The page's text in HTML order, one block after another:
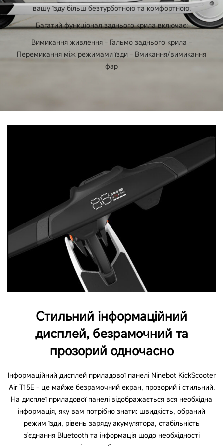
вашу їзду більш безтурботною та комфортною.
Багатий функціонал заднього крила включає:
Вимикання живлення - Гальмо заднього крила -
Перемикання між режимами їзди - Вмикання/вимикання
фар
Стильний інформаційний
дисплей, безрамочний та
прозорий одночасно
Інформаційний дисплей приладової панелі Ninebot KickScooter
Air T15E - це майже безрамочний екран, прозорий і стильний.
На дисплеї приладової панелі відображається вся необхідна
інформація, яку вам потрібно знати: швидкість, обраний
режим їзди, рівень заряду акумулятора, стабільність
з'єднання Bluetooth та інформація щодо необхідності
необхідності технічного обслуговування,
з'єднання Bluetooth)
Режими їзди
3 (еко, стандарт, спорт); 1 pedestrian mode
Так (передні, задні та бічні відбивачі світла E-
Клаксон
Електричний клаксон: одночасно натисніть на
електронний дросель та електронне гальмо,
щоб подати сигнал
Порт USB C
Пакування